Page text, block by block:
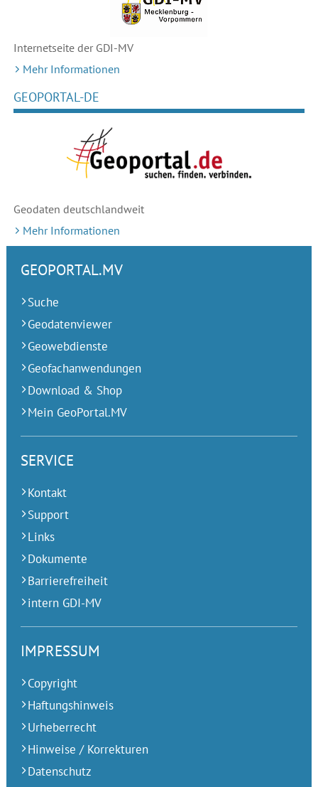
Internetseite der GDI-MV
Mehr Informationen
GEOPORTAL-DE
Geodaten deutschlandweit
Mehr Informationen
GEOPORTAL.MV
Suche
Geodatenviewer
Geowebdienste
Geofachanwendungen
Download & Shop
Mein GeoPortal.MV
SERVICE
Kontakt
Support
Links
Dokumente
Barrierefreiheit
intern GDI-MV
IMPRESSUM
Copyright
Haftungshinweis
Urheberrecht
Hinweise / Korrekturen
Datenschutz